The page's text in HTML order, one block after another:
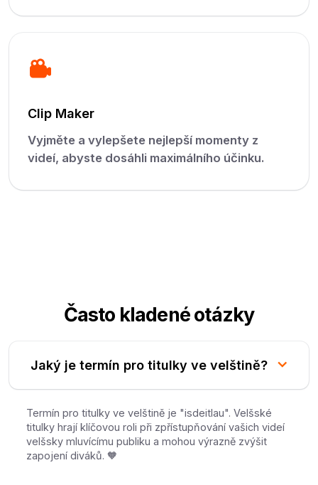
Clip Maker
Vyjměte a vylepšete nejlepší momenty z
videí, abyste dosáhli maximálního účinku.
Často kladené otázky
Jaký je termín pro titulky ve velštině?
Termín pro titulky ve velštině je "isdeitlau". Velšské
titulky hrají klíčovou roli při zpřístupňování vašich videí
velšsky mluvícímu publiku a mohou výrazně zvýšit
zapojení diváků. 🧡